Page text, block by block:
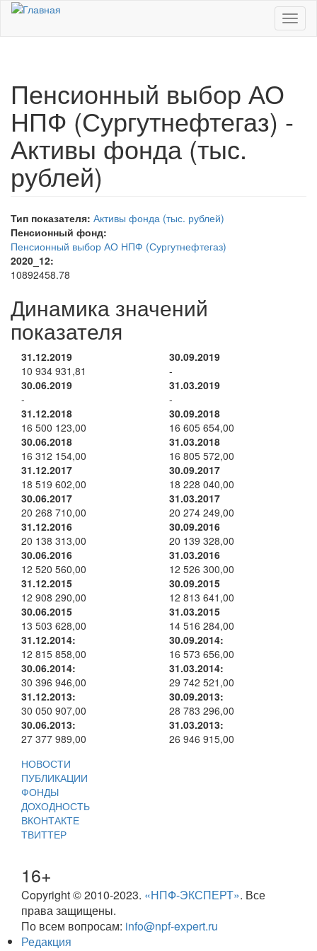
Перейти к основному содержанию
Пенсионный выбор АО
НПФ (Сургутнефтегаз) -
Активы фонда (тыс.
рублей)
Тип показателя: Активы фонда (тыс. рублей)
Пенсионный фонд:
Пенсионный выбор АО НПФ (Сургутнефтегаз)
2020_12:
10892458.78
Динамика значений
показателя
31.12.2019
10 934 931,81
30.09.2019
-
30.06.2019
-
31.03.2019
-
31.12.2018
16 500 123,00
30.09.2018
16 605 654,00
30.06.2018
16 312 154,00
31.03.2018
16 805 572,00
31.12.2017
18 519 602,00
30.09.2017
18 228 040,00
30.06.2017
20 268 710,00
31.03.2017
20 274 249,00
31.12.2016
20 138 313,00
30.09.2016
20 139 328,00
30.06.2016
12 520 560,00
31.03.2016
12 526 300,00
31.12.2015
12 908 290,00
30.09.2015
12 813 641,00
30.06.2015
13 503 628,00
31.03.2015
14 516 284,00
31.12.2014:
12 815 858,00
30.09.2014:
16 573 656,00
30.06.2014:
30 396 946,00
31.03.2014:
29 742 521,00
31.12.2013:
30 050 907,00
30.09.2013:
28 783 296,00
30.06.2013:
27 377 989,00
31.03.2013:
26 946 915,00
НОВОСТИ
ПУБЛИКАЦИИ
ФОНДЫ
ДОХОДНОСТЬ
ВКОНТАКТЕ
ТВИТТЕР
16+
Copyright © 2010-2023. «НПФ-ЭКСПЕРТ». Все
права защищены.
По всем вопросам: info@npf-expert.ru
Редакция